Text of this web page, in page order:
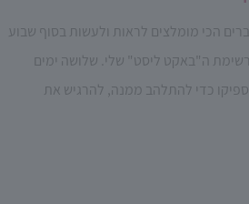
הכי מומלצים לראות ולעשות בסוף שבוע
ה"באקט ליסט" שלי. שלושה ימים
כדי להתלהב ממנה, להרגיש את